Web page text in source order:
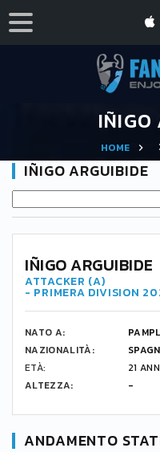
IÑIGO
HOME
IÑIGO ARGUIBIDE
44
IÑIGO ARGUIBIDE
ATTACKER (A)
- PRIMERA DIVISION
NATO A:
NAZIONALITÀ:
ETÀ:
21
ALTEZZA:
-
ANDAMENTO